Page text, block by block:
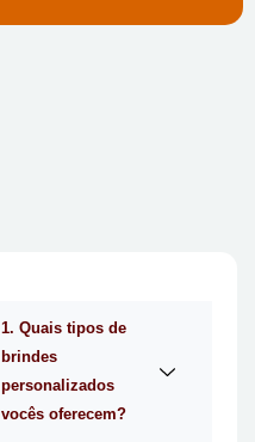
1. Quais tipos de
brindes
personalizados
vocês oferecem?